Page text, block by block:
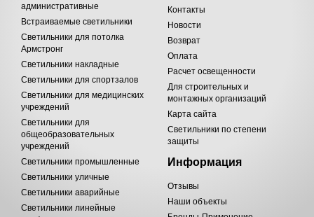
административные
Встраиваемые светильники
Светильники для потолка
Армстронг
Светильники накладные
Светильники для спортзалов
Светильники для медицинских
учреждений
Светильники для
общеобразовательных
учреждений
Светильники промышленные
Светильники уличные
Светильники аварийные
Светильники линейные
Контакты
Новости
Возврат
Оплата
Расчет освещенности
Для строительных и
монтажных организаций
Карта сайта
Светильники по степени
защиты
Информация
Отзывы
Наши объекты